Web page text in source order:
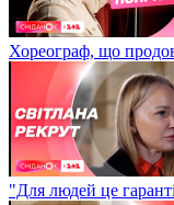
Хореограф, що
"Для людей це